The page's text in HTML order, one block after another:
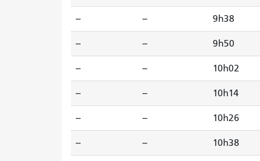
-- -- 9h38
-- -- 9h50
-- -- 10h02
-- -- 10h14
-- -- 10h26
-- -- 10h38